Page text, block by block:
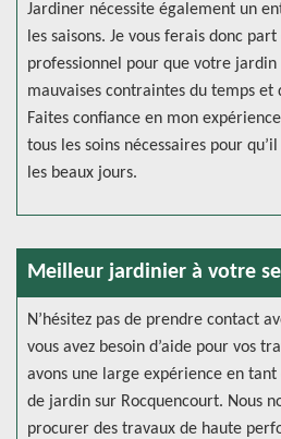
Jardiner nécessite également un
les saisons. Je vous ferais donc
professionnel pour que votre jardin
mauvaises contraintes du temps et
Faites confiance en mon
tous les soins nécessaires pour
les beaux jours.
Meilleur jardinier à votre
N’hésitez pas de prendre contact
vous avez besoin d’aide pour vos
avons une large expérience en
de jardin sur Rocquencourt. Nous
procurer des travaux de haute